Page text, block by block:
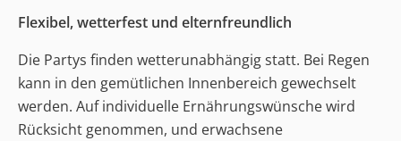
Flexibel, wetterfest und elternfreundlich
Die Partys finden wetterunabhängig statt. Bei Regen
kann in den gemütlichen Innenbereich gewechselt
werden. Auf individuelle Ernährungswünsche wird
Rücksicht genommen, und erwachsene